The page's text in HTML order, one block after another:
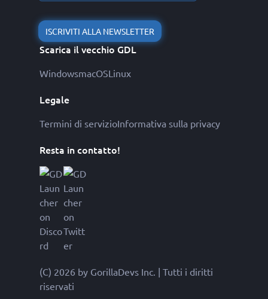
ISCRIVITI ALLA NEWSLETTER
Scarica il vecchio GDL
WindowsmacOSLinux
Legale
Termini di servizioInformativa sulla privacy
Resta in contatto!
(C) 2026 by GorillaDevs Inc. | Tutti i diritti
riservati